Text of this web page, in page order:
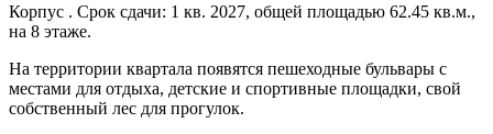
Корпус . Срок сдачи: 1 кв. 2027, общей площадью 62.45 кв.м.,
на 8 этаже.
На территории квартала появятся пешеходные бульвары с
местами для отдыха, детские и спортивные площадки, свой
собственный лес для прогулок.